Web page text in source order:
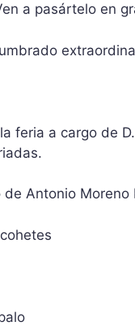
a pasártelo en
feria a cargo de
Antonio Moreno